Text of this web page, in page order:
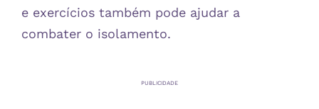
e exercícios também pode ajudar a
combater o isolamento.
PUBLICIDADE